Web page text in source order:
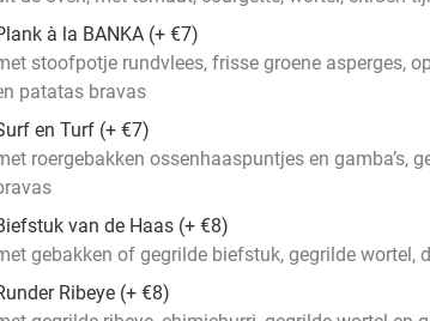
à la BANKA (+ €7)
stoofpotje rundvlees, frisse groene asperges,
patatas bravas
en Turf (+ €7)
roergebakken ossenhaaspuntjes en gamba’s,
van de Haas (+ €8)
gebakken of gegrilde biefstuk, gegrilde wortel,
Ribeye (+ €8)